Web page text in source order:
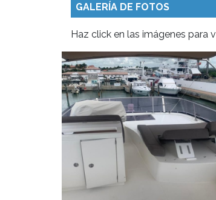
GALERÍA DE FOTOS
Haz click en las imágenes para